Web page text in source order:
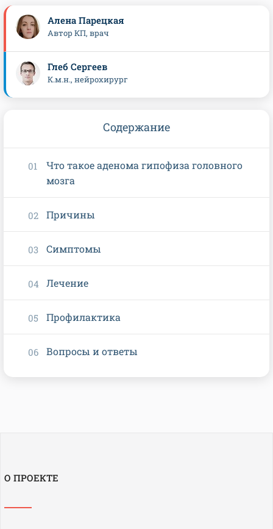
Алена Парецкая
Автор КП, врач
Глеб Сергеев
К.м.н., нейрохирург
Содержание
Что такое аденома гипофиза головного
мозга
Причины
Симптомы
Лечение
Профилактика
Вопросы и ответы
О ПРОЕКТЕ